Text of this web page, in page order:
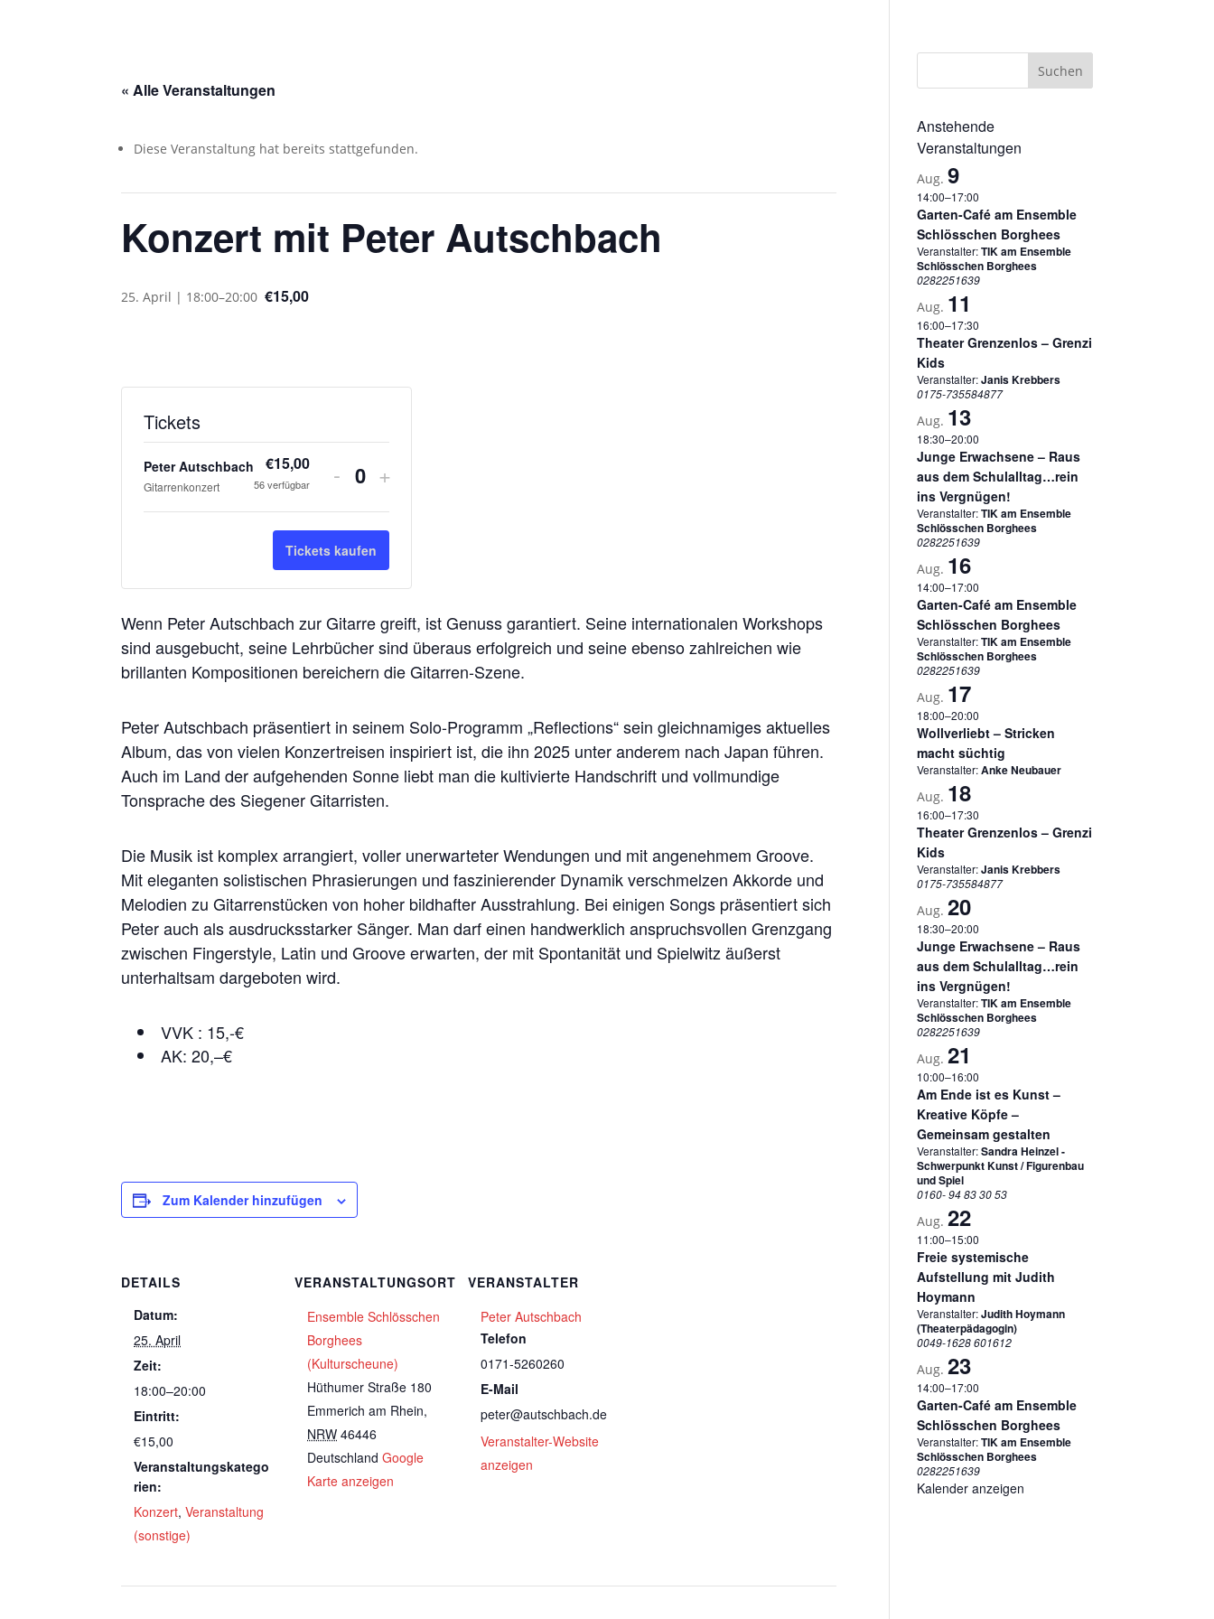
« Alle Veranstaltungen
Diese Veranstaltung hat bereits stattgefunden.
Konzert mit Peter Autschbach
25. April | 18:00–20:00 €15,00
Tickets
Peter Autschbach
Gitarrenkonzert
€15,00
56verfügbar
Verringern
der
Ticketanzahl
für
Peter
Autschbach
- Anzahl
Erhöhe
die
Ticketsanzahl
für
Peter
Autschbach
+
Tickets kaufen
Wenn Peter Autschbach zur Gitarre greift, ist Genuss garantiert. Seine internationalen Workshops
sind ausgebucht, seine Lehrbücher sind überaus erfolgreich und seine ebenso zahlreichen wie
brillanten Kompositionen bereichern die Gitarren-Szene.
Peter Autschbach präsentiert in seinem Solo-Programm „Reflections“ sein gleichnamiges aktuelles
Album, das von vielen Konzertreisen inspiriert ist, die ihn 2025 unter anderem nach Japan führen.
Auch im Land der aufgehenden Sonne liebt man die kultivierte Handschrift und vollmundige
Tonsprache des Siegener Gitarristen.
Die Musik ist komplex arrangiert, voller unerwarteter Wendungen und mit angenehmem Groove.
Mit eleganten solistischen Phrasierungen und faszinierender Dynamik verschmelzen Akkorde und
Melodien zu Gitarrenstücken von hoher bildhafter Ausstrahlung. Bei einigen Songs präsentiert sich
Peter auch als ausdrucksstarker Sänger. Man darf einen handwerklich anspruchsvollen Grenzgang
zwischen Fingerstyle, Latin und Groove erwarten, der mit Spontanität und Spielwitz äußerst
unterhaltsam dargeboten wird.
VVK : 15,-€
AK: 20,–€
Zum Kalender hinzufügen
DETAILS
Datum:
25. April
Zeit:
18:00–20:00
Eintritt:
€15,00
Veranstaltungskatego
rien:
Konzert,Veranstaltung
(sonstige)
VERANSTALTUNGSORT
Ensemble Schlösschen
Borghees
(Kulturscheune)
Hüthumer Straße 180
Emmerich am Rhein,
NRW 46446
Deutschland Google
Karte anzeigen
VERANSTALTER
Peter Autschbach
Telefon
0171-5260260
E-Mail
peter@autschbach.de
Veranstalter-Website
anzeigen
Anstehende
Veranstaltungen
Aug.9
14:00–17:00
Garten-Café am Ensemble
Schlösschen Borghees
Veranstalter:TIK am Ensemble
Schlösschen Borghees
0282251639
Aug. 11
16:00–17:30
Theater Grenzenlos – Grenzi
Kids
Veranstalter:Janis Krebbers
0175-735584877
Aug. 13
18:30–20:00
Junge Erwachsene – Raus
aus dem Schulalltag…rein
ins Vergnügen!
Veranstalter:TIK am Ensemble
Schlösschen Borghees
0282251639
Aug. 16
14:00–17:00
Garten-Café am Ensemble
Schlösschen Borghees
Veranstalter:TIK am Ensemble
Schlösschen Borghees
0282251639
Aug. 17
18:00–20:00
Wollverliebt – Stricken
macht süchtig
Veranstalter:Anke Neubauer
Aug. 18
16:00–17:30
Theater Grenzenlos – Grenzi
Kids
Veranstalter:Janis Krebbers
0175-735584877
Aug.20
18:30–20:00
Junge Erwachsene – Raus
aus dem Schulalltag…rein
ins Vergnügen!
Veranstalter:TIK am Ensemble
Schlösschen Borghees
0282251639
Aug.21
10:00–16:00
Am Ende ist es Kunst –
Kreative Köpfe –
Gemeinsam gestalten
Veranstalter:Sandra Heinzel -
Schwerpunkt Kunst / Figurenbau
und Spiel
0160- 94 83 30 53
Aug.22
11:00–15:00
Freie systemische
Aufstellung mit Judith
Hoymann
Veranstalter:Judith Hoymann
(Theaterpädagogin)
0049-1628 601612
Aug.23
14:00–17:00
Garten-Café am Ensemble
Schlösschen Borghees
Veranstalter:TIK am Ensemble
Schlösschen Borghees
0282251639
Kalender anzeigen